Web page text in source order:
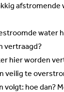
afstromende
water
vertraagd?
hier worden
veilig te
volgt: hoe dan?